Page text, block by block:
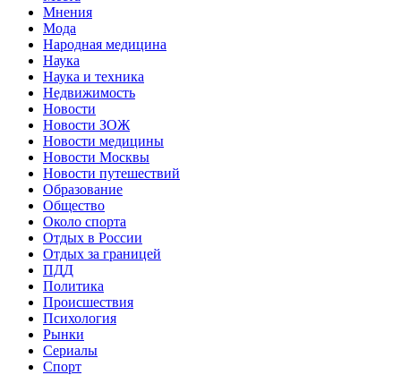
Мнения
Мода
Народная медицина
Наука
Наука и техника
Недвижимость
Новости
Новости ЗОЖ
Новости медицины
Новости Москвы
Новости путешествий
Образование
Общество
Около спорта
Отдых в России
Отдых за границей
ПДД
Политика
Происшествия
Психология
Рынки
Сериалы
Спорт